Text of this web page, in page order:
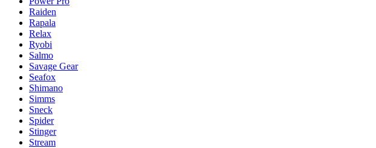
Raiden
Rapala
Relax
Ryobi
Salmo
Savage Gear
Seafox
Shimano
Simms
Sneck
Spider
Stinger
Stream